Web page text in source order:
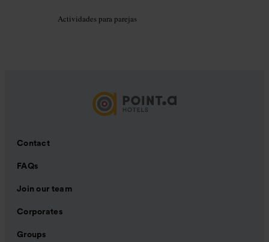
Actividades para parejas
Contact
FAQs
Join our team
Corporates
Groups